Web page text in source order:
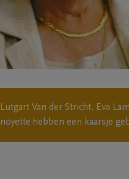
Lutgart Van der Stricht, Eva
noyette hebben een kaarsje